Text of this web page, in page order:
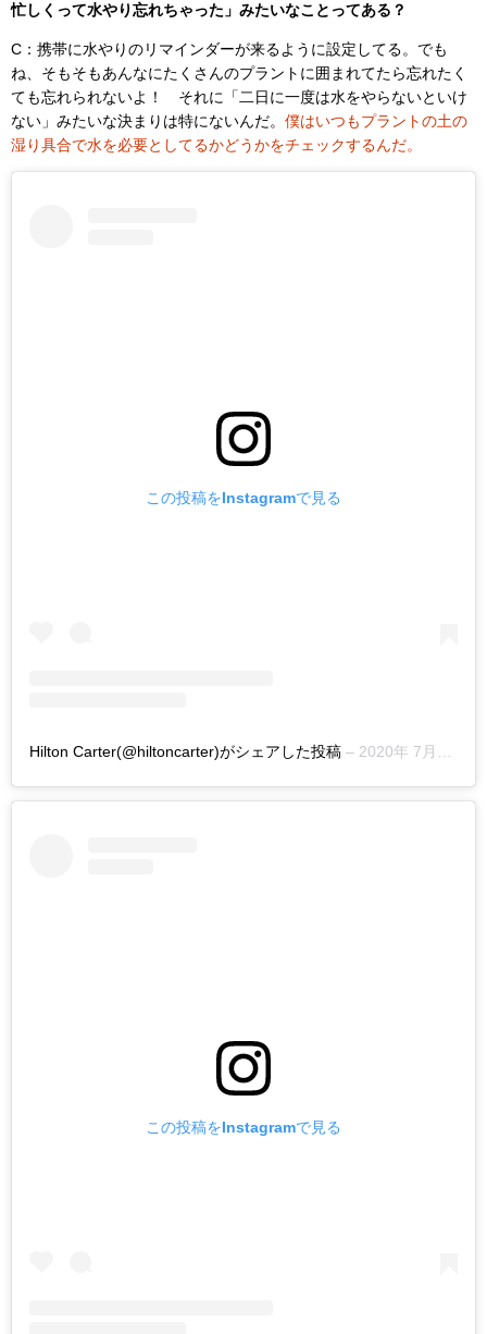
忙しくって水やり忘れちゃった」みたいなことってある？
C：携帯に水やりのリマインダーが来るように設定してる。でも
ね、そもそもあんなにたくさんのプラントに囲まれてたら忘れたく
ても忘れられないよ！ それに「二日に一度は水をやらないといけ
ない」みたいな決まりは特にないんだ。 僕はいつもプラントの土の
湿り具合で水を必要としてるかどうかをチェックするんだ。
この投稿をInstagramで見る
Hilton Carter(@hiltoncarter)がシェアした投稿 – 2020年 7月月18日午前4時57分PDT
この投稿をInstagramで見る